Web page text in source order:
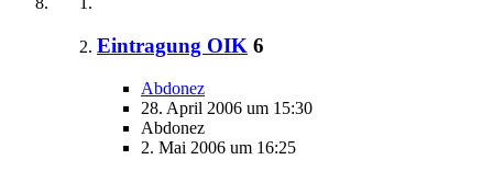
Eintragung OIK 6
Abdonez
28. April 2006 um 15:30
Abdonez
2. Mai 2006 um 16:25